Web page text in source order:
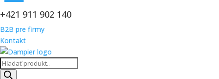
+421 911 902 140
B2B pre firmy
Kontakt
Products
search